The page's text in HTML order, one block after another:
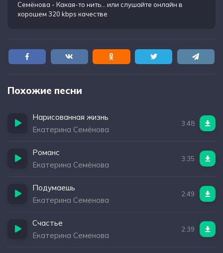
Семёнова - Какая-то нить…
или слушайте онлайн в
хорошем 320 kbps качестве
Похожие песни
Нарисованная жизнь
Екатерина Семёнова
3:48
Романс
Екатерина Семёнова
3:35
Подумаешь
Екатерина Семенова
2:49
Счастье
Екатерина Семенова
2:39